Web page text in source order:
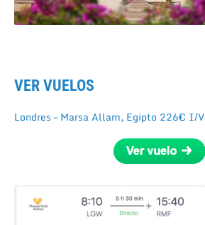
VER VUELOS
Londres – Marsa Allam, Egipto 226€ I/V